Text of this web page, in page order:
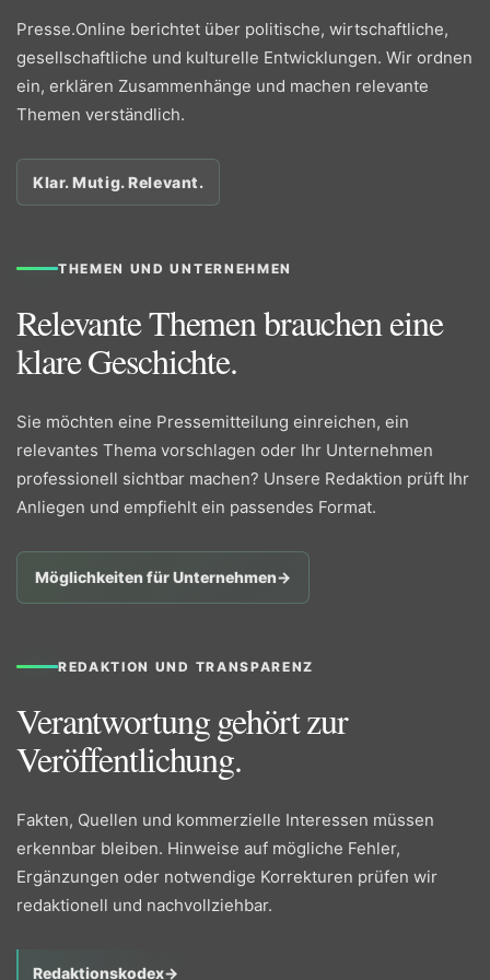
Presse.Online berichtet über politische, wirtschaftliche,
gesellschaftliche und kulturelle Entwicklungen. Wir ordnen
ein, erklären Zusammenhänge und machen relevante
Themen verständlich.
Klar. Mutig. Relevant.
THEMEN UND UNTERNEHMEN
Relevante Themen brauchen eine
klare Geschichte.
Sie möchten eine Pressemitteilung einreichen, ein
relevantes Thema vorschlagen oder Ihr Unternehmen
professionell sichtbar machen? Unsere Redaktion prüft Ihr
Anliegen und empfiehlt ein passendes Format.
Möglichkeiten für Unternehmen→
REDAKTION UND TRANSPARENZ
Verantwortung gehört zur
Veröffentlichung.
Fakten, Quellen und kommerzielle Interessen müssen
erkennbar bleiben. Hinweise auf mögliche Fehler,
Ergänzungen oder notwendige Korrekturen prüfen wir
redaktionell und nachvollziehbar.
Redaktionskodex→